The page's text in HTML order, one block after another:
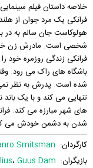
خلاصه داستان فیلم سینمایی Skin
هولوکاست جان سالم به
شخصی است. مادرش زن
فرانکی زندگی روزمره خود
باشگاه های راک می رود.
شده است. پدرش به نظر
تنهایی می کند و با یک
های شهر مبارزه می کند.
شدن به دشمن خودش می
کارگردان: Smitsman
بازیگران:
، Guus Dam